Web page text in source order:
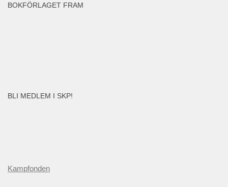
BOKFÖRLAGET FRAM
BLI MEDLEM I SKP!
Kampfonden